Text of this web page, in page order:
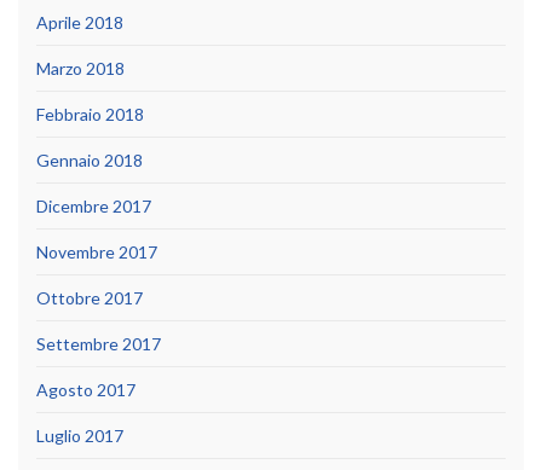
Aprile 2018
Marzo 2018
Febbraio 2018
Gennaio 2018
Dicembre 2017
Novembre 2017
Ottobre 2017
Settembre 2017
Agosto 2017
Luglio 2017